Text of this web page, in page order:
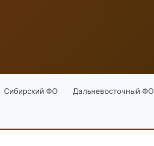
Сибирский ФО Дальневосточный ФО